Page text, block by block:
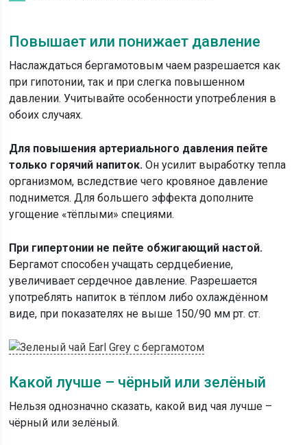
Повышает или понижает давление
Наслаждаться бергамотовым чаем разрешается как
при гипотонии, так и при слегка повышенном
давлении. Учитывайте особенности употребления в
обоих случаях.
Для повышения артериального давления пейте
только горячий напиток.Он усилит выработку тепла
организмом, вследствие чего кровяное давление
поднимется. Для большего эффекта дополните
угощение «тёплыми» специями.
При гипертонии не пейте обжигающий настой.
Бергамот способен учащать сердцебиение,
увеличивает сердечное давление. Разрешается
употреблять напиток в тёплом либо охлаждённом
виде, при показателях не выше 150/90 мм рт. ст.
Какой лучше – чёрный или зелёный
Нельзя однозначно сказать, какой вид чая лучше –
чёрный или зелёный.